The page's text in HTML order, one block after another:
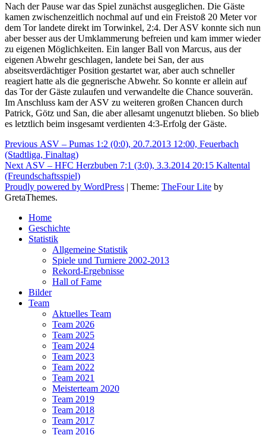
Nach der Pause war das Spiel zunächst ausgeglichen. Die Gäste
kamen zwischenzeitlich nochmal auf und ein Freistoß 20 Meter vor
dem Tor landete direkt im Torwinkel, 2:4. Der ASV konnte sich nun
aber besser aus der Umklammerung befreien und kam immer wieder
zu eigenen Möglichkeiten. Ein langer Ball von Marcus, aus der
eigenen Abwehr geschlagen, landete bei San, der aus
abseitsverdächtiger Position gestartet war, aber auch schneller
reagiert hatte als die gegnerische Abwehr. So konnte er allein auf
das Tor der Gäste zulaufen und verwandelte die Chance souverän.
Im Anschluss kam der ASV zu weiteren großen Chancen durch
Patrick, Götz und San, die aber allesamt ungenutzt blieben. So blieb
es letztlich beim insgesamt verdienten 4:3-Erfolg der Gäste.
Beitragsnavigation
Previous Previous
post:
ASV – Pumas 1:2 (0:0), 20.7.2013 12:00, Feuerbach
(Stadtliga, Finaltag)
Next Next
post:
ASV – HFC Herzbuben 7:1 (3:0), 3.3.2014 20:15 Kaltental
(Freundschaftsspiel)
Proudly powered by WordPress | Theme: TheFour Lite by
GretaThemes.
Home
Geschichte
Statistik
Allgemeine Statistik
Spiele und Turniere 2002-2013
Rekord-Ergebnisse
Hall of Fame
Bilder
Team
Aktuelles Team
Team 2026
Team 2025
Team 2024
Team 2023
Team 2022
Team 2021
Meisterteam 2020
Team 2019
Team 2018
Team 2017
Team 2016